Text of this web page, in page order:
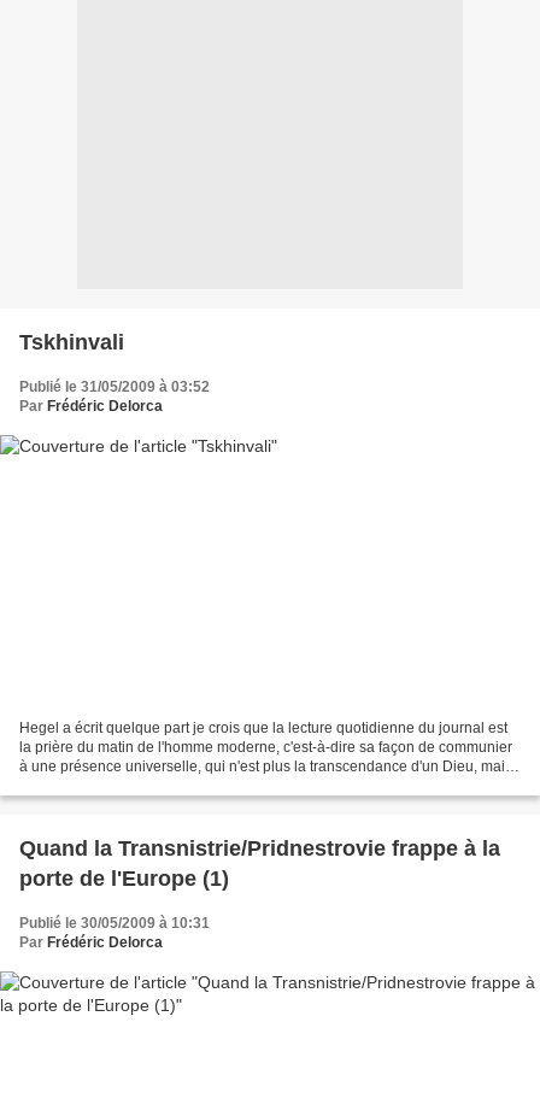
Tskhinvali
Publié le 31/05/2009 à 03:52
Par Frédéric Delorca
Hegel a écrit quelque part je crois que la lecture quotidienne du journal est
la prière du matin de l'homme moderne, c'est-à-dire sa façon de communier
à une présence universelle, qui n'est plus la transcendance d'un Dieu, mais
Quand la Transnistrie/Pridnestrovie frappe à la
porte de l'Europe (1)
Publié le 30/05/2009 à 10:31
Par Frédéric Delorca